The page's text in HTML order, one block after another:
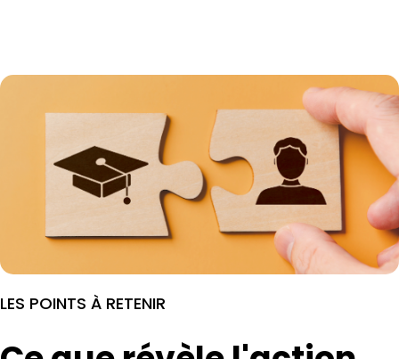
LES POINTS À RETENIR